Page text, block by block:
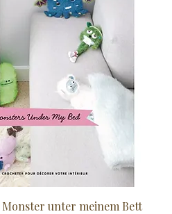
unter meinem Bett